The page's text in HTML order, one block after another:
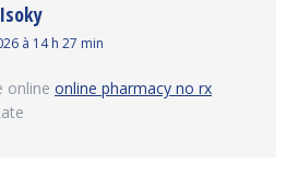
à 14 h 27 min
online online pharmacy no rx